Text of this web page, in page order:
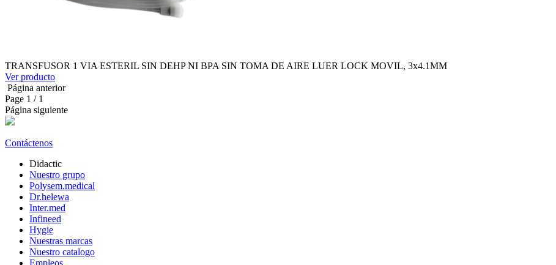
TRANSFUSOR 1 VIA ESTERIL SIN DEHP NI BPA SIN TOMA DE AIRE LUER LOCK MOVIL, 3x4.1MM
Ver producto
Página anterior
Page 1 / 1
Página siguiente
Contáctenos
Didactic
Nuestro grupo
Polysem.medical
Dr.helewa
Inter.med
Infineed
Hygie
Nuestras marcas
Nuestro catalogo
Empleos